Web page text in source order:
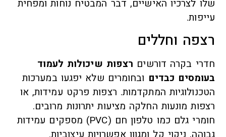
שלו לצרכיו האישיים, דבר המבטיח נוחות ומפחית
עייפות.
רצפה וחללים
חדרי בקרה דורשים רצפות שיכולות לעמוד
בעומסים כבדים ובחומרים שלא יפגעו במערכות
הטכנולוגיות המתקדמות. רצפות פרקט עמידות, או
רצפות מונעות החלקה מציעות יתרונות מרובים.
חומרי גלם כמו טלפון חם (PVC) מספקים עמידות